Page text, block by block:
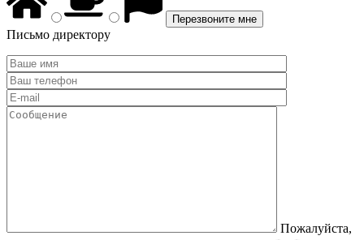
Письмо директору
Пожалуйста,